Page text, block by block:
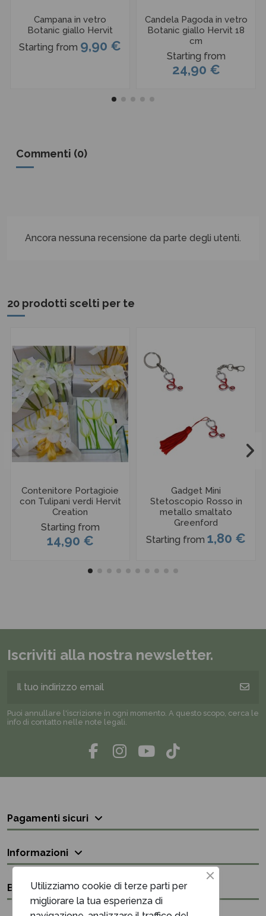
Campana in vetro
Botanic giallo Hervit
Starting from 9,90 €
Candela Pagoda in vetro
Botanic giallo Hervit 18
cm
Starting from
24,90 €
Commenti (0)
Ancora nessuna recensione da parte degli utenti.
20 prodotti scelti per te
Contenitore Portagioie
con Tulipani verdi Hervit
Creation
Starting from
14,90 €
Gadget Mini
Stetoscopio Rosso in
metallo smaltato
Greenford
Starting from 1,80 €
Iscriviti alla nostra newsletter.
Puoi annullare l'iscrizione in ogni momento. A questo scopo, cerca le
info di contatto nelle note legali.
Pagamenti sicuri
Informazioni
Bisogno di aiuto?
Utilizziamo cookie di terze parti per
migliorare la tua esperienza di